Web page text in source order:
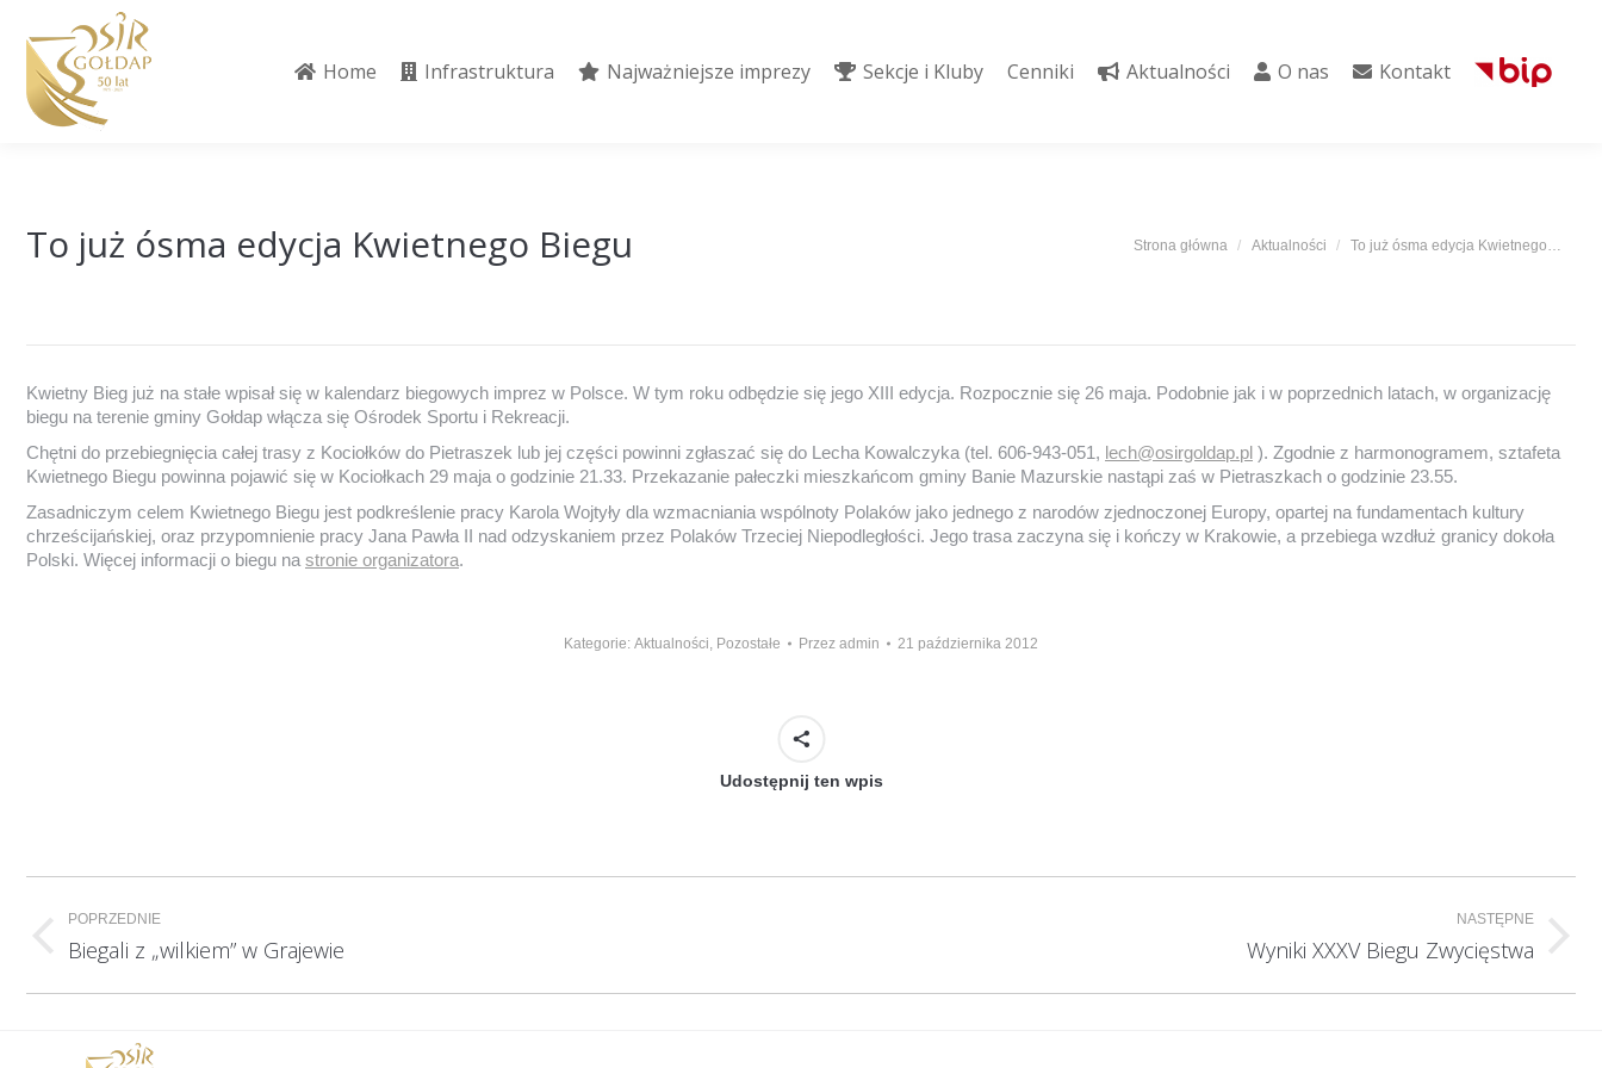
Home Infrastruktura Najważniejsze imprezy Sekcje i Kluby Cenniki Aktualności O nas Kontakt
To już ósma edycja Kwietnego Biegu Jesteś tutaj:
Strona główna Aktualności To już ósma edycja Kwietnego…
Kwietny Bieg już na stałe wpisał się w kalendarz biegowych imprez w Polsce. W tym roku odbędzie się jego XIII edycja. Rozpocznie się 26 maja. Podobnie jak i w poprzednich latach, w organizację
biegu na terenie gminy Gołdap włącza się Ośrodek Sportu i Rekreacji.
Chętni do przebiegnięcia całej trasy z Kociołków do Pietraszek lub jej części powinni zgłaszać się do Lecha Kowalczyka (tel. 606-943-051, lech@osirgoldap.pl ). Zgodnie z harmonogramem, sztafeta
Kwietnego Biegu powinna pojawić się w Kociołkach 29 maja o godzinie 21.33. Przekazanie pałeczki mieszkańcom gminy Banie Mazurskie nastąpi zaś w Pietraszkach o godzinie 23.55.
Zasadniczym celem Kwietnego Biegu jest podkreślenie pracy Karola Wojtyły dla wzmacniania wspólnoty Polaków jako jednego z narodów zjednoczonej Europy, opartej na fundamentach kultury
chrześcijańskiej, oraz przypomnienie pracy Jana Pawła II nad odzyskaniem przez Polaków Trzeciej Niepodległości. Jego trasa zaczyna się i kończy w Krakowie, a przebiega wzdłuż granicy dokoła
Polski. Więcej informacji o biegu na stronie organizatora.
Kategorie: Aktualności, Pozostałe Przez admin 21 października 2012
Udostępnij ten wpis
Nawigacja
wpisów
POPRZEDNIE
Poprzedni
wpis:
Biegali z „wilkiem” w Grajewie
NASTĘPNE
Wyniki XXXV Biegu Zwycięstwa
Home Infrastruktura Najważniejsze imprezy Sekcje i Kluby Cenniki Aktualności O nas Kontakt